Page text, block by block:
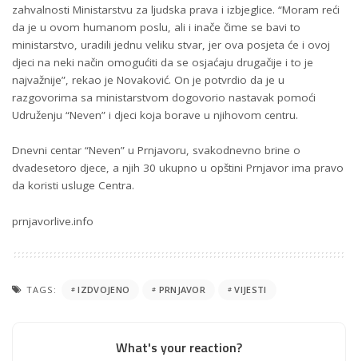
zahvalnosti Ministarstvu za ljudska prava i izbjeglice. “Moram reći
da je u ovom humanom poslu, ali i inače čime se bavi to
ministarstvo, uradili jednu veliku stvar, jer ova posjeta će i ovoj
djeci na neki način omogućiti da se osjaćaju drugačije i to je
najvažnije”, rekao je Novaković. On je potvrdio da je u
razgovorima sa ministarstvom dogovorio nastavak pomoći
Udruženju “Neven” i djeci koja borave u njihovom centru.
Dnevni centar “Neven” u Prnjavoru, svakodnevno brine o
dvadesetoro djece, a njih 30 ukupno u opštini Prnjavor ima pravo
da koristi usluge Centra.
prnjavorlive.info
TAGS: IZDVOJENO PRNJAVOR VIJESTI
What's your reaction?